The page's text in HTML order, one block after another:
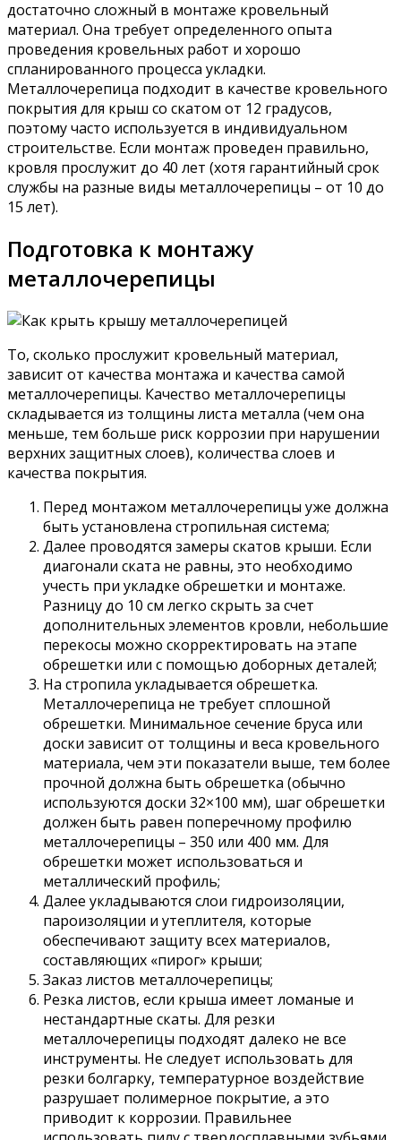
достаточно сложный в монтаже кровельный
материал. Она требует определенного опыта
проведения кровельных работ и хорошо
спланированного процесса укладки.
Металлочерепица подходит в качестве кровельного
покрытия для крыш со скатом от 12 градусов,
поэтому часто используется в индивидуальном
строительстве. Если монтаж проведен правильно,
кровля прослужит до 40 лет (хотя гарантийный срок
службы на разные виды металлочерепицы – от 10 до
15 лет).
Подготовка к монтажу
металлочерепицы
То, сколько прослужит кровельный материал,
зависит от качества монтажа и качества самой
металлочерепицы. Качество металлочерепицы
складывается из толщины листа металла (чем она
меньше, тем больше риск коррозии при нарушении
верхних защитных слоев), количества слоев и
качества покрытия.
Перед монтажом металлочерепицы уже должна
быть установлена стропильная система;
Далее проводятся замеры скатов крыши. Если
диагонали ската не равны, это необходимо
учесть при укладке обрешетки и монтаже.
Разницу до 10 см легко скрыть за счет
дополнительных элементов кровли, небольшие
перекосы можно скорректировать на этапе
обрешетки или с помощью доборных деталей;
На стропила укладывается обрешетка.
Металлочерепица не требует сплошной
обрешетки. Минимальное сечение бруса или
доски зависит от толщины и веса кровельного
материала, чем эти показатели выше, тем более
прочной должна быть обрешетка (обычно
используются доски 32×100 мм), шаг обрешетки
должен быть равен поперечному профилю
металлочерепицы – 350 или 400 мм. Для
обрешетки может использоваться и
металлический профиль;
Далее укладываются слои гидроизоляции,
пароизоляции и утеплителя, которые
обеспечивают защиту всех материалов,
составляющих «пирог» крыши;
Заказ листов металлочерепицы;
Резка листов, если крыша имеет ломаные и
нестандартные скаты. Для резки
металлочерепицы подходят далеко не все
инструменты. Не следует использовать для
резки болгарку, температурное воздействие
разрушает полимерное покрытие, а это
приводит к коррозии. Правильнее